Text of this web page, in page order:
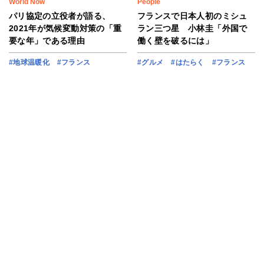
World Now
パリ協定の立役者が語る、
2021年が気候変動対策の「重
要な年」である理由
#地球温暖化 #フランス
People
フランスで日本人初のミシュ
ラン三つ星 小林圭「外国で
働く壁を破るには」
#グルメ #はたらく #フランス